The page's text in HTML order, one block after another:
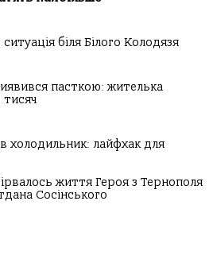
біля Білого Колодязя
пасткою: жителька
холодильник: лайфхак для
життя Героя з Тернополя
Сосінського